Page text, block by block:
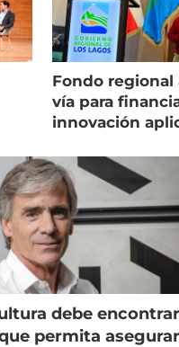
Fondo regional
vía para
innovación
debe encontrar
permita asegurar